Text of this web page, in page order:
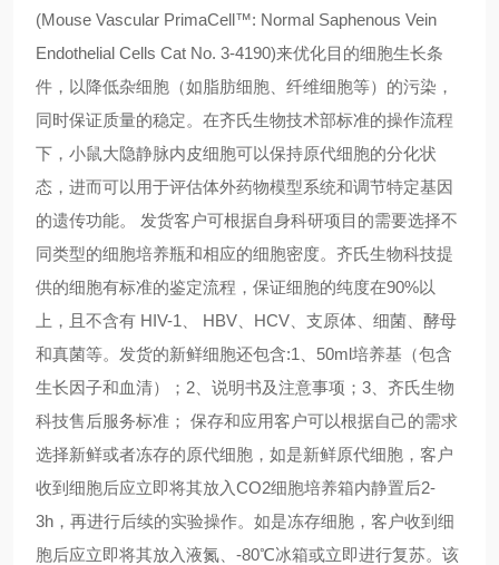
(Mouse Vascular PrimaCell™: Normal Saphenous Vein
Endothelial Cells Cat No. 3-4190)来优化目的细胞生长条
件，以降低杂细胞（如脂肪细胞、纤维细胞等）的污染，
同时保证质量的稳定。在齐氏生物技术部标准的操作流程
下，小鼠大隐静脉内皮细胞可以保持原代细胞的分化状
态，进而可以用于评估体外药物模型系统和调节特定基因
的遗传功能。 发货客户可根据自身科研项目的需要选择不
同类型的细胞培养瓶和相应的细胞密度。齐氏生物科技提
供的细胞有标准的鉴定流程，保证细胞的纯度在90%以
上，且不含有 HIV-1、 HBV、HCV、支原体、细菌、酵母
和真菌等。发货的新鲜细胞还包含:1、50ml培养基（包含
生长因子和血清）；2、说明书及注意事项；3、齐氏生物
科技售后服务标准； 保存和应用客户可以根据自己的需求
选择新鲜或者冻存的原代细胞，如是新鲜原代细胞，客户
收到细胞后应立即将其放入CO2细胞培养箱内静置后2-
3h，再进行后续的实验操作。如是冻存细胞，客户收到细
胞后应立即将其放入液氮、-80℃冰箱或立即进行复苏。该